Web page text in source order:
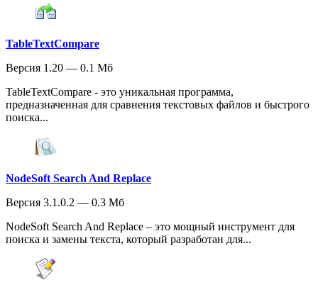
TableTextCompare
Версия 1.20 — 0.1 Мб
TableTextCompare - это уникальная программа,
предназначенная для сравнения текстовых файлов и быстрого
поиска...
NodeSoft Search And Replace
Версия 3.1.0.2 — 0.3 Мб
NodeSoft Search And Replace – это мощный инструмент для
поиска и замены текста, который разработан для...